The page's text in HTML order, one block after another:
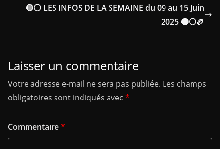
🔴⚪ LES INFOS DE LA SEMAINE du 09 au 15 Juin
2025 🔴⚪🏉
Laisser un commentaire
Votre adresse e-mail ne sera pas publiée. Les champs
obligatoires sont indiqués avec *
Commentaire*